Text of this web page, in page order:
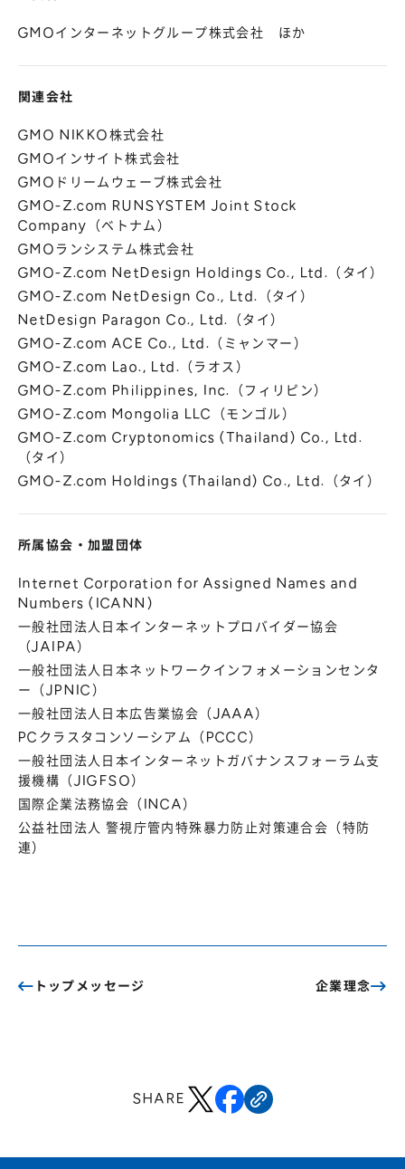
GMOインターネットグループ株式会社 ほか
関連会社
GMO NIKKO株式会社
GMOインサイト株式会社
GMOドリームウェーブ株式会社
GMO-Z.com RUNSYSTEM Joint Stock
Company（ベトナム）
GMOランシステム株式会社
GMO-Z.com NetDesign Holdings Co., Ltd.（タイ）
GMO-Z.com NetDesign Co., Ltd.（タイ）
NetDesign Paragon Co., Ltd.（タイ）
GMO-Z.com ACE Co., Ltd.（ミャンマー）
GMO-Z.com Lao., Ltd.（ラオス）
GMO-Z.com Philippines, Inc.（フィリピン）
GMO-Z.com Mongolia LLC（モンゴル）
GMO-Z.com Cryptonomics (Thailand) Co., Ltd.
（タイ）
GMO-Z.com Holdings (Thailand) Co., Ltd.（タイ）
所属協会 ・加盟団体
Internet Corporation for Assigned Names and
Numbers (ICANN)
一般社団法人日本インターネットプロバイダー協会
（JAIPA）
一般社団法人日本ネットワークインフォメーションセンタ
ー（JPNIC）
一般社団法人日本広告業協会（JAAA）
PCクラスタコンソーシアム（PCCC）
一般社団法人日本インターネットガバナンスフォーラム支
援機構（JIGFSO）
国際企業法務協会（INCA）
公益社団法人 警視庁管内特殊暴力防止対策連合会（特防
連）
トップメッセージ 企業理念
SHARE